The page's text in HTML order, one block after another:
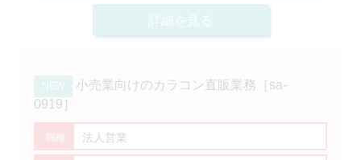
詳細を見る
小売業向けのカラコン直販業務［sa-
0919］
法人営業